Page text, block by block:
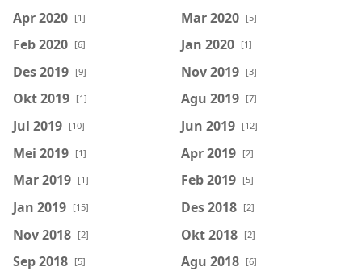
Apr 2020 [1] Mar 2020 [5]
Feb 2020 [6] Jan 2020 [1]
Des 2019 [9] Nov 2019 [3]
Okt 2019 [1] Agu 2019 [7]
Jul 2019 [10] Jun 2019 [12]
Mei 2019 [1] Apr 2019 [2]
Mar 2019 [1] Feb 2019 [5]
Jan 2019 [15] Des 2018 [2]
Nov 2018 [2] Okt 2018 [2]
Sep 2018 [5] Agu 2018 [6]